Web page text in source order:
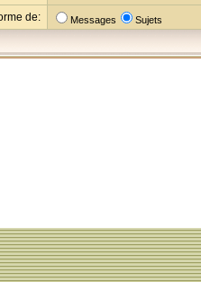
de: Messages Sujets